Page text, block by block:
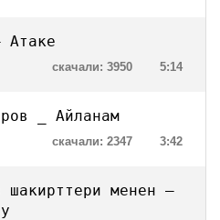
Атаке
5:14
скачали: 3950
_ Айланам
3:42
скачали: 2347
шакирттери менен —